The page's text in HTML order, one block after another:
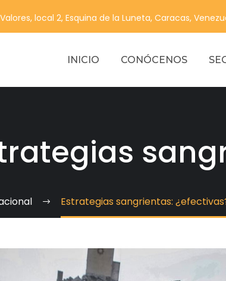
local 2, Esquina de la Luneta, Caracas,
INICIO CONÓCENOS
Estrategias sangrientas: